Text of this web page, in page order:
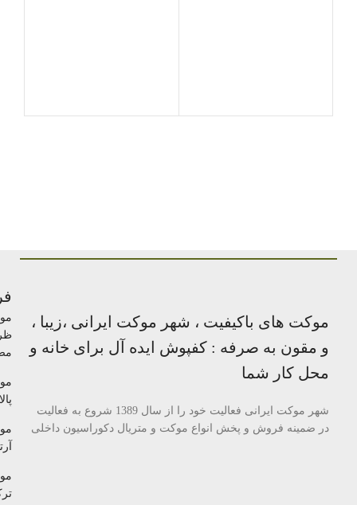
موکت های باکیفیت ، شهر موکت ایرانی ،زیبا ،
و مقون به صرفه : کفپوش ایده آل برای خانه و
محل کار شما
شهر موکت ایرانی فعالیت خود را از سال 1389 شروع به فعالیت
در ضمینه فروش و پخش انواع موکت و متریال دکوراسیون داخلی